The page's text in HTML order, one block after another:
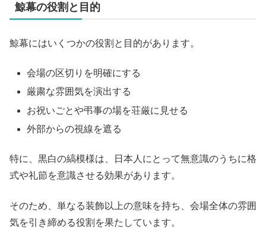
鯨幕の役割と目的
鯨幕にはいくつかの役割と目的があります。
会場の区切りを明確にする
厳粛な雰囲気を演出する
お祝いごとや弔事の場を荘厳に見せる
外部からの視線を遮る
特に、黒白の縞模様は、日本人にとって無意識のうちに格
式や礼節を意識させる効果があります。
そのため、単なる装飾以上の意味を持ち、会場全体の雰囲
気を引き締める役割を果たしています。